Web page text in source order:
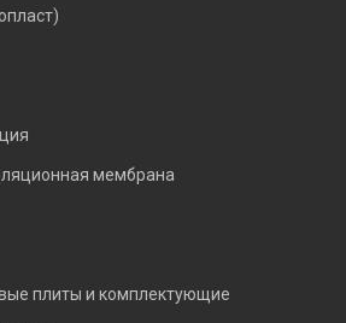
мембрана
плиты и комплектующие